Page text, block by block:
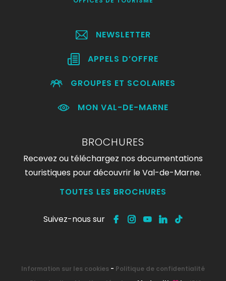
NEWSLETTER
APPELS D’OFFRE
GROUPES ET SCOLAIRES
MON VAL-DE-MARNE
BROCHURES
Recevez ou téléchargez nos documentations
touristiques pour découvrir le Val-de-Marne.
TOUTES LES BROCHURES
Suivez-nous sur
Information sur les cookies - Politique de confidentialité